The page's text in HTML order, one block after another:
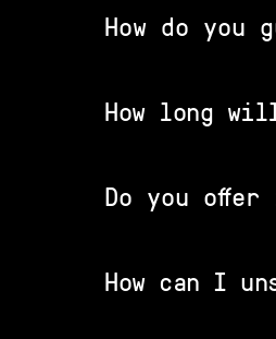
How do you
How long
Do you
How can I